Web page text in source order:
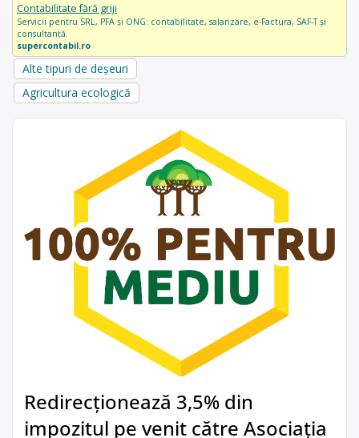
Contabilitate fără griji
Servicii pentru SRL, PFA și ONG: contabilitate, salarizare, e-Factura, SAF-T și
consultanță.
supercontabil.ro
Alte tipuri de deșeuri
Agricultura ecologică
Redirecționează 3,5% din
impozitul pe venit către Asociația